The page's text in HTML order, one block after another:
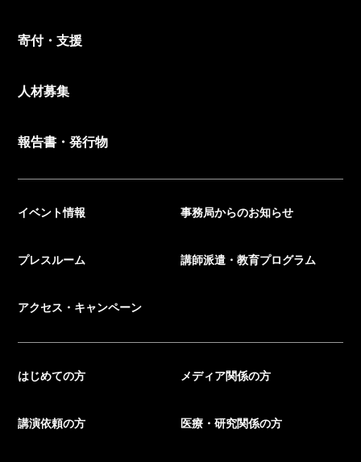
寄付・支援
人材募集
報告書・発行物
イベント情報 事務局からのお知らせ
プレスルーム 講師派遣・教育プログラム
アクセス・キャンペーン
はじめての方 メディア関係の方
講演依頼の方 医療・研究関係の方